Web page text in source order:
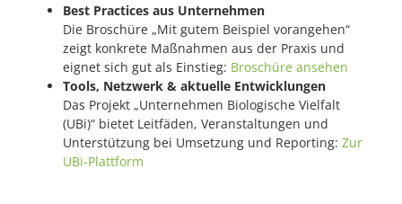
Best Practices aus Unternehmen
Die Broschüre „Mit gutem Beispiel vorangehen“
zeigt konkrete Maßnahmen aus der Praxis und
eignet sich gut als Einstieg: Broschüre ansehen
Tools, Netzwerk & aktuelle Entwicklungen
Das Projekt „Unternehmen Biologische Vielfalt
(UBi)“ bietet Leitfäden, Veranstaltungen und
Unterstützung bei Umsetzung und Reporting: Zur
UBi-Plattform